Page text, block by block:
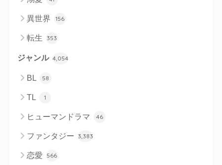
異世界 156
転生 353
ジャンル 4,054
BL 58
TL 1
ヒューマンドラマ 46
ファンタジー 3,383
恋愛 566